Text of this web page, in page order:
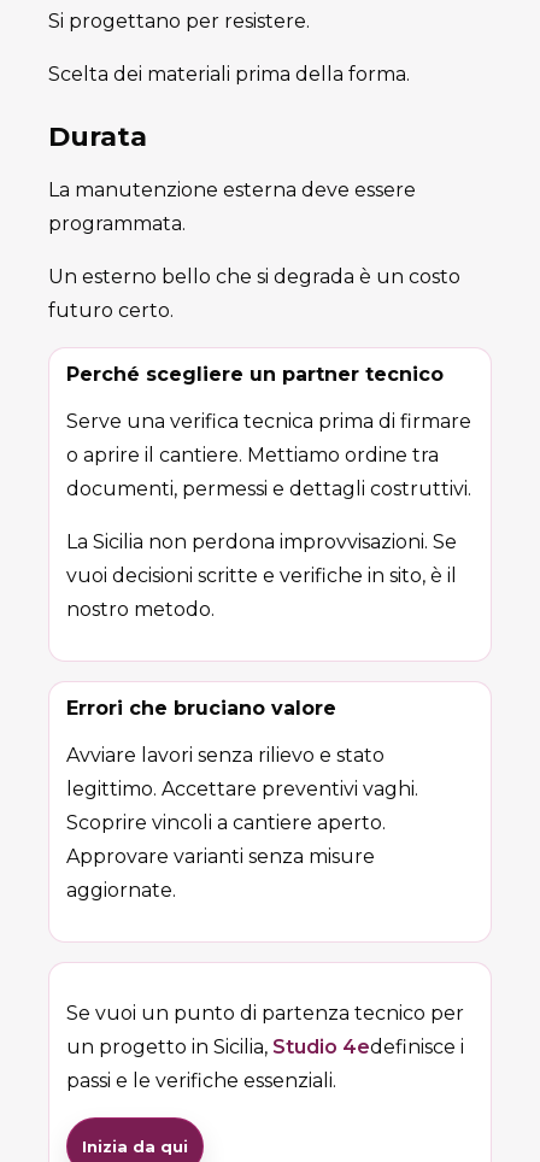
Si progettano per resistere.
Scelta dei materiali prima della forma.
Durata
La manutenzione esterna deve essere
programmata.
Un esterno bello che si degrada è un costo
futuro certo.
Perché scegliere un partner tecnico
Serve una verifica tecnica prima di firmare
o aprire il cantiere. Mettiamo ordine tra
documenti, permessi e dettagli costruttivi.
La Sicilia non perdona improvvisazioni. Se
vuoi decisioni scritte e verifiche in sito, è il
nostro metodo.
Errori che bruciano valore
Avviare lavori senza rilievo e stato
legittimo. Accettare preventivi vaghi.
Scoprire vincoli a cantiere aperto.
Approvare varianti senza misure
aggiornate.
Se vuoi un punto di partenza tecnico per
un progetto in Sicilia, Studio 4edefinisce i
passi e le verifiche essenziali.
Inizia da qui